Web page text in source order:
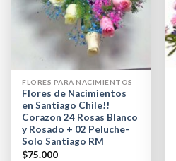
FLORES PARA NACIMIENTOS
Flores de Nacimientos
en Santiago Chile!!
Corazon 24 Rosas Blanco
y Rosado + 02 Peluche-
Solo Santiago RM
$75.000